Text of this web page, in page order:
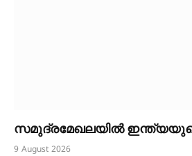
സമുദ്രമേഖലയിൽ
9 August 2026